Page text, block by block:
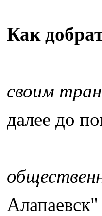
Как
своим
далее до